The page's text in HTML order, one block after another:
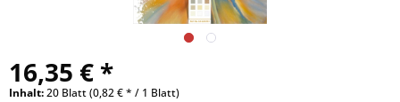
16,35 € *
Inhalt:20 Blatt (0,82 € * / 1 Blatt)